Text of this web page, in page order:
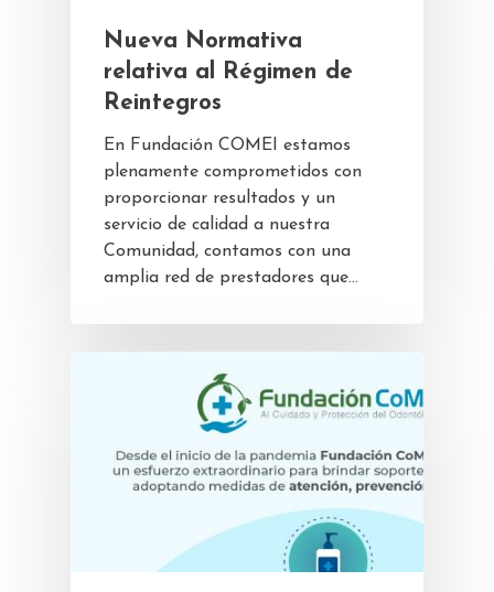
Nueva Normativa
relativa al Régimen de
Reintegros
En Fundación COMEI estamos
plenamente comprometidos con
proporcionar resultados y un
servicio de calidad a nuestra
Comunidad, contamos con una
amplia red de prestadores que…